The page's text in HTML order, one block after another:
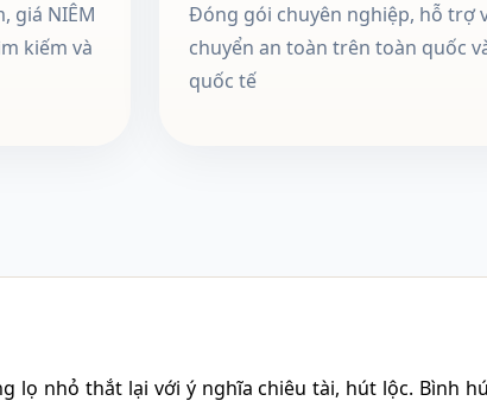
giá NIÊM
kiếm và
Đóng gói chuyên nghiệp, hỗ trợ
chuyển an toàn trên toàn quốc
quốc tế
lọ nhỏ thắt lại với ý nghĩa chiêu tài, hút lộc. Bình